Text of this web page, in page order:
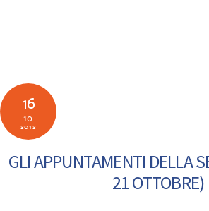
16
10
2012
GLI APPUNTAMENTI DELLA
21 OTTOBRE)